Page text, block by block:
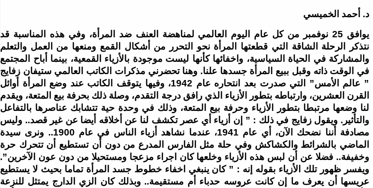
د. أحمد الخميسي
يوافق 25 نوفمبر من كل عام اليوم العالمي لمناهضة العنف ضد المرأة، وفي هذه المناسبة قد
نتذكر الرحلة الشاقة التي قطعتها المرأة نحو التحرر من أشكال القمع ومنعها من العمل والتعلم
والمشاركة في الحياة السياسية، واخفائها كأنها ليست موجودة بالأزياء القمعية، بينما أباح المجتمع
في الوقت ذاته وقبل ببيع المرأة جسدها علنا. وهنا تحضرني مذكرات الكاتب العالمي ستيفان زفايج
” عالم الأمس” التي صدرت بعد انتحاره عام 1942، وفيها يتوقف الكاتب عند وضع المرأة أوائل
القرن العشرين، وارتباطه بتطور الأزياء الذي رافق درجة التقدم، وصلة ذلك بحرفة بيع المتعة، ويقدم
لنا وضعها مرتبطا بتطور الأزياء وحرفة بيع المتعة، وذلك في وحدة حية تتشابك عناصرها بالتفاعل
والتأثير. ويقول زفايج في ذلك : ” إن أزياء أي عصر تكشف لنا عن أخلاقه أيضا عن غير قصد.. وليس
مصادفة أننا نضحك الآن، أي عام 1941، عندما نشاهد أزياء الناس في عام 1900.. ونرى سيدة
الماضي بالشرائط والكشاكش وفي حلة مثل الفارس المدرع من دون أن تستطيع أن تتحرك حرة
وخفيفة.. فضلا عن أن لبس هذه الأزياء وخلعها كان اجراء مزعجا ومستحيلا من دون عون الآخرين”.
ويفسر ظهور تلك الأزياء بقوله إنه : ” كان ينبغي اخفاء خطوط جسد المرأة تماما بحيث لا يستطيع
عريسها أن يعرف ما إن كانت عروسه حدباء أم مستقيمة.. وبذلك كان الزي الدارج يمتثل للنزعة